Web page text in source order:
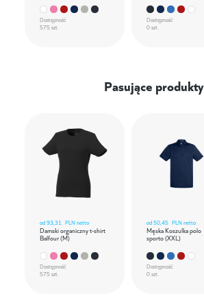
Dostępność
575 szt.
Dostępność
0 szt.
Pasujące produkty
od93,31 PLN netto
Damski organiczny t-shirt
Balfour (M)
Dostępność
575 szt.
od50,45 PLN netto
Męska Koszulka polo
sporto (XXL)
Dostępność
0 szt.